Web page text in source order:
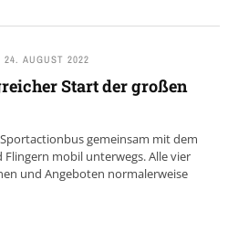
24. AUGUST 2022
Start der großen
gemeinsam mit dem
mobil unterwegs. Alle vier
und Angeboten normalerweise